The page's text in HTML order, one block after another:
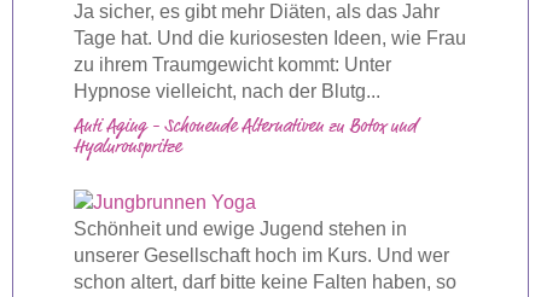
Ja sicher, es gibt mehr Diäten, als das Jahr
Tage hat. Und die kuriosesten Ideen, wie Frau
zu ihrem Traumgewicht kommt: Unter
Hypnose vielleicht, nach der Blutg...
Anti Aging - Schonende Alternativen zu Botox und
Hyaluronspritze
Schönheit und ewige Jugend stehen in
unserer Gesellschaft hoch im Kurs. Und wer
schon altert, darf bitte keine Falten haben, so